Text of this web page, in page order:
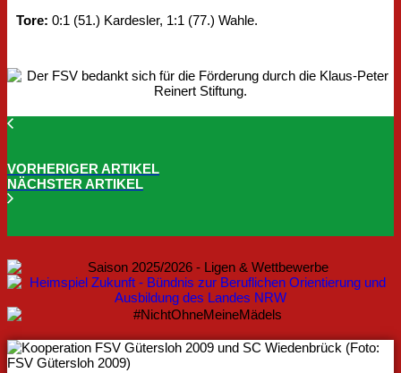
Tore: 0:1 (51.) Kardesler, 1:1 (77.) Wahle.
VORHERIGER ARTIKEL
NÄCHSTER ARTIKEL